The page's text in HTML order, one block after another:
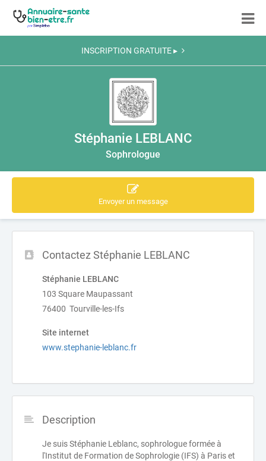
INSCRIPTION GRATUITE ▸
Stéphanie LEBLANC
Sophrologue
Envoyer un message
Contactez Stéphanie LEBLANC
Stéphanie LEBLANC
103 Square Maupassant
76400 Tourville-les-Ifs
Site internet
www.stephanie-leblanc.fr
Description
Je suis Stéphanie Leblanc, sophrologue formée à
l'Institut de Formation de Sophrologie (IFS) à Paris et